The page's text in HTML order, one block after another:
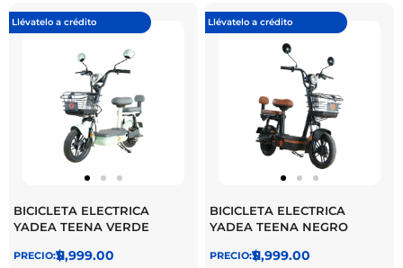
Llévatelo a crédito
BICICLETA ELECTRICA
YADEA TEENA VERDE
$
11,999.00
Llévatelo a crédito
BICICLETA ELECTRICA
YADEA TEENA NEGRO
$
11,999.00